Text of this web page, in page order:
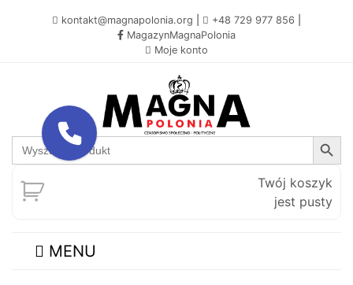
kontakt@magnapolonia.org +48 729 977 856
MagazynMagnaPolonia
Moje konto
Search
for:
Search Button
Twój koszyk
jest pusty
MENU